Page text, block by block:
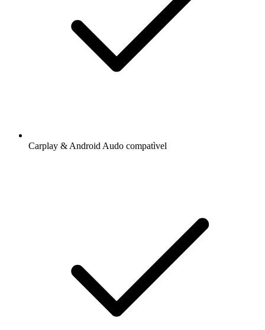
Carplay & Android Audo compatìvel